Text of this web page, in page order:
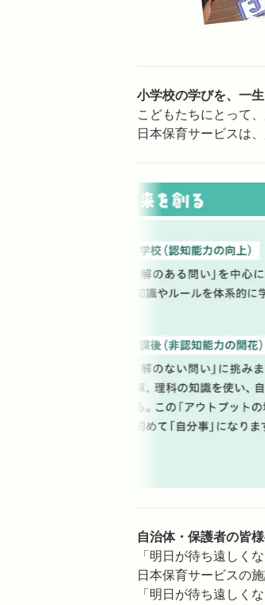
小学校の学びを、一
こどもたちにとって
日本保育サービスは
自治体・保護者の皆
「明日が待ち遠しく
日本保育サービスの
「明日が待ち遠しく